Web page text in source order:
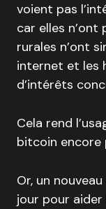
voient pas
car elles n’ont
rurales n’ont
internet et les
d’intérêts
Cela rend
bitcoin encore
Or, un
jour pour